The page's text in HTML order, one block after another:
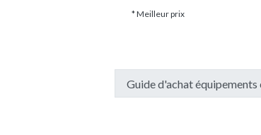
* Meilleur prix